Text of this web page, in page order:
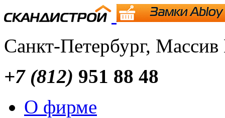
Санкт-Петербург,
+7 (812) 951 88 48
О фирме